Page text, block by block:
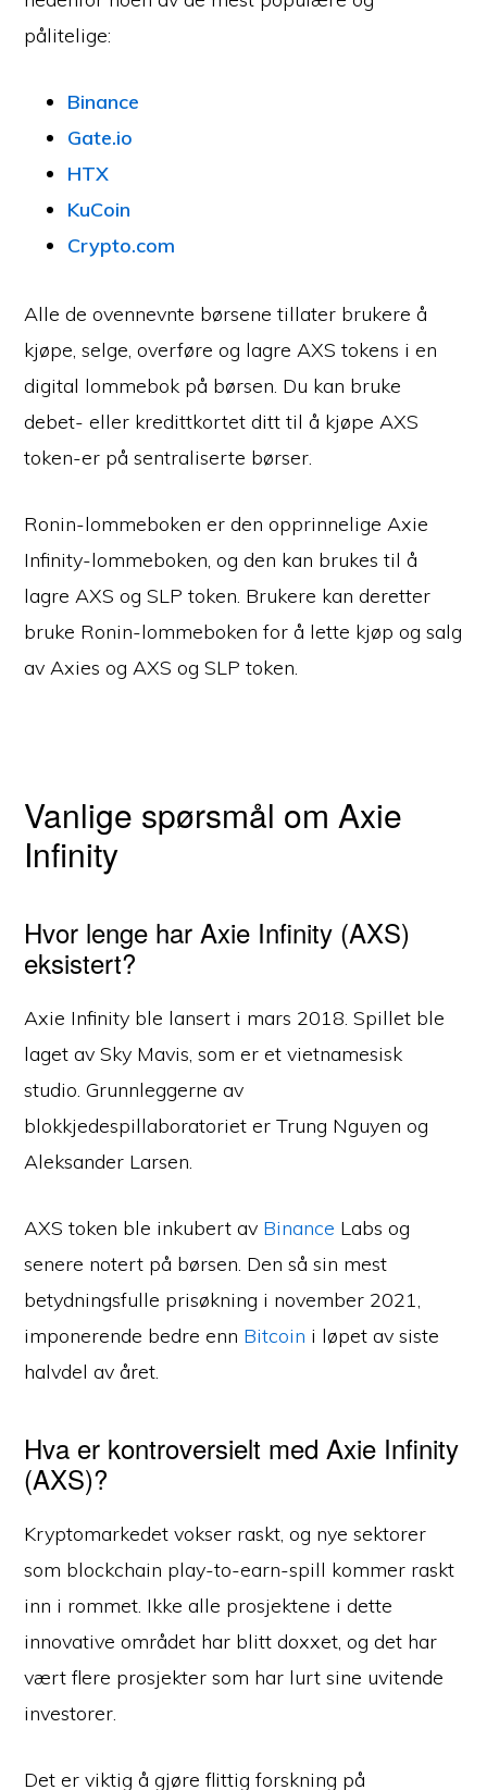
pålitelige:
Binance
Gate.io
HTX
KuCoin
Crypto.com
Alle de ovennevnte børsene tillater brukere å
kjøpe, selge, overføre og lagre AXS tokens i en
digital lommebok på børsen. Du kan bruke
debet- eller kredittkortet ditt til å kjøpe AXS
token-er på sentraliserte børser.
Ronin-lommeboken er den opprinnelige Axie
Infinity-lommeboken, og den kan brukes til å
lagre AXS og SLP token. Brukere kan deretter
bruke Ronin-lommeboken for å lette kjøp og salg
av Axies og AXS og SLP token.
Vanlige spørsmål om Axie
Infinity
Hvor lenge har Axie Infinity (AXS)
eksistert?
Axie Infinity ble lansert i mars 2018. Spillet ble
laget av Sky Mavis, som er et vietnamesisk
studio. Grunnleggerne av
blokkjedespillaboratoriet er Trung Nguyen og
Aleksander Larsen.
AXS token ble inkubert av Binance Labs og
senere notert på børsen. Den så sin mest
betydningsfulle prisøkning i november 2021,
imponerende bedre enn Bitcoin i løpet av siste
halvdel av året.
Hva er kontroversielt med Axie Infinity
(AXS)?
Kryptomarkedet vokser raskt, og nye sektorer
som blockchain play-to-earn-spill kommer raskt
inn i rommet. Ikke alle prosjektene i dette
innovative området har blitt doxxet, og det har
vært flere prosjekter som har lurt sine uvitende
investorer.
Det er viktig å gjøre flittig forskning på